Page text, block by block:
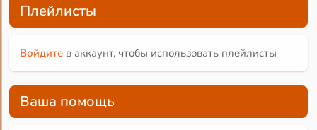
Плейлисты
Войдите в аккаунт, чтобы использовать плейлисты
Ваша помощь